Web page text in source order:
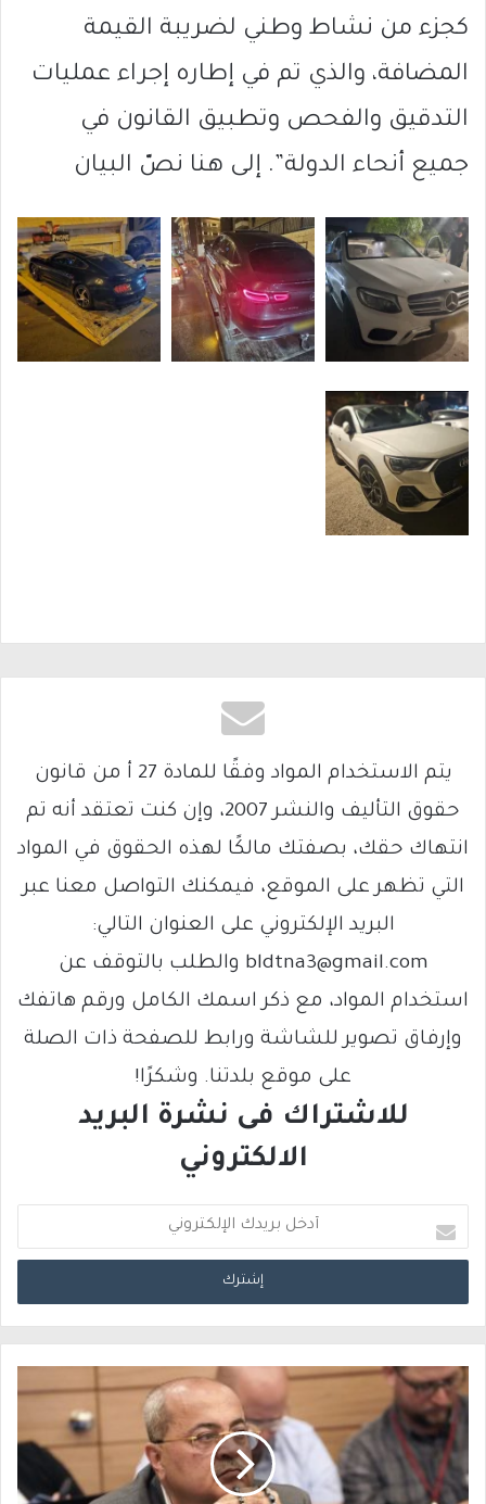
كجزء من نشاط وطني لضريبة القيمة
المضافة، والذي تم في إطاره إجراء عمليات
التدقيق والفحص وتطبيق القانون في
جميع أنحاء الدولة”. إلى هنا نصّ البيان
يتم الاستخدام المواد وفقًا للمادة 27 أ من قانون
حقوق التأليف والنشر 2007، وإن كنت تعتقد أنه تم
انتهاك حقك، بصفتك مالكًا لهذه الحقوق في المواد
التي تظهر على الموقع، فيمكنك التواصل معنا عبر
البريد الإلكتروني على العنوان التالي:
bldtna3@gmail.com والطلب بالتوقف عن
استخدام المواد، مع ذكر اسمك الكامل ورقم هاتفك
وإرفاق تصوير للشاشة ورابط للصفحة ذات الصلة
على موقع بلدتنا. وشكرًا!
للاشتراك فى نشرة البريد
الالكتروني
د
خ
ب
ي
د